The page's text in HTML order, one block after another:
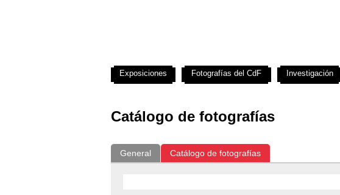
Catálogo de fotografías
General Catálogo de fotografías
Exposiciones Fotografías del CdF Investigación